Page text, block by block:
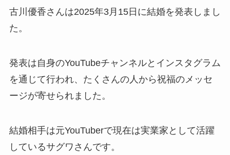
古川優香さんは2025年3月15日に結婚を発表しまし
た。
発表は自身のYouTubeチャンネルとインスタグラム
を通じて行われ、たくさんの人から祝福のメッセ
ージが寄せられました。
結婚相手は元YouTuberで現在は実業家として活躍
しているサグワさんです。